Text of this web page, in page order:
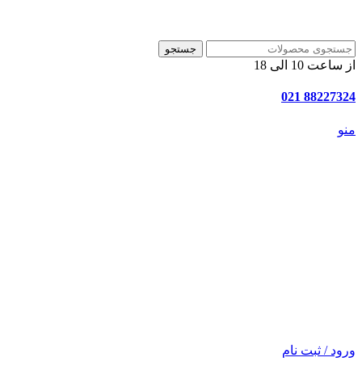
جستجو
از ساعت 10 الی 18
88227324 021
منو
ورود / ثبت نام